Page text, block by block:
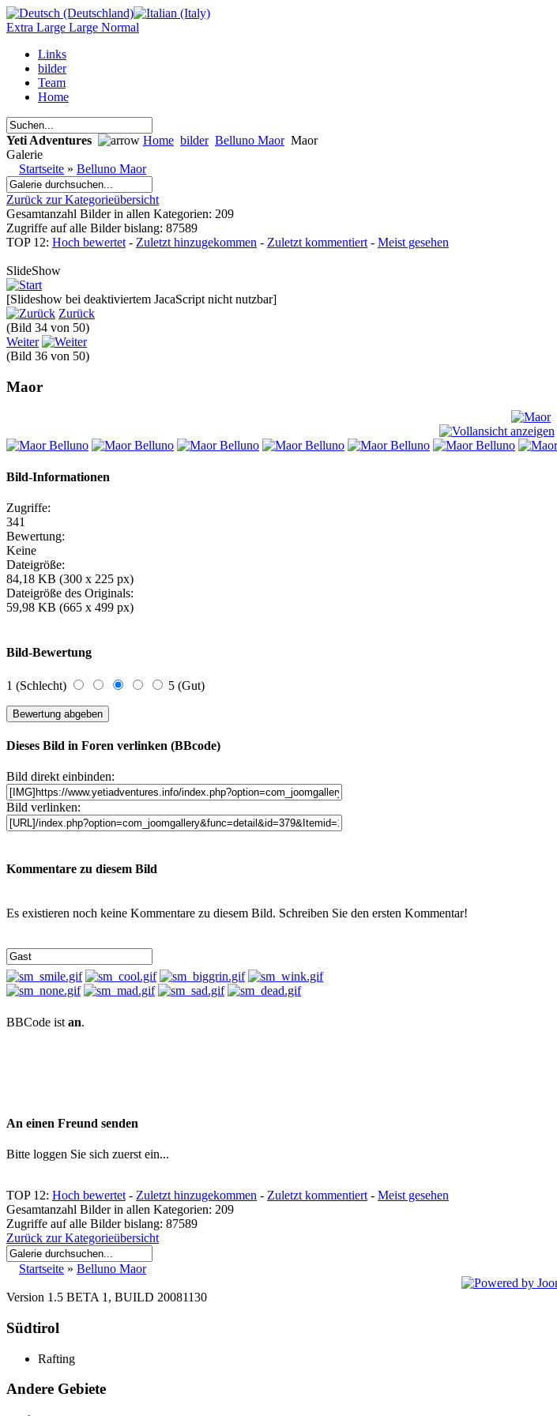
Extra Large Large Normal
Links
bilder
Team
Home
Yeti Adventures Home bilder Belluno Maor Maor
Galerie
Startseite » Belluno Maor
Zurück zur Kategorieübersicht
Gesamtanzahl Bilder in allen Kategorien: 209
Zugriffe auf alle Bilder bislang: 87589
TOP 12: Hoch bewertet - Zuletzt hinzugekommen - Zuletzt kommentiert - Meist gesehen
SlideShow
[Slideshow bei deaktiviertem JacaScript nicht nutzbar]
Zurück
(Bild 34 von 50)
Weiter
(Bild 36 von 50)
Maor
Bild-Informationen
Zugriffe:
341
Bewertung:
Keine
Dateigröße:
84,18 KB (300 x 225 px)
Dateigröße des Originals:
59,98 KB (665 x 499 px)
Bild-Bewertung
1 (Schlecht) 5 (Gut)
Dieses Bild in Foren verlinken (BBcode)
Bild direkt einbinden:
Bild verlinken:
Kommentare zu diesem Bild
Es existieren noch keine Kommentare zu diesem Bild. Schreiben Sie den ersten Kommentar!
BBCode ist an.
An einen Freund senden
Bitte loggen Sie sich zuerst ein...
TOP 12: Hoch bewertet - Zuletzt hinzugekommen - Zuletzt kommentiert - Meist gesehen
Gesamtanzahl Bilder in allen Kategorien: 209
Zugriffe auf alle Bilder bislang: 87589
Zurück zur Kategorieübersicht
Startseite » Belluno Maor
Version 1.5 BETA 1, BUILD 20081130
Südtirol
Rafting
Andere Gebiete